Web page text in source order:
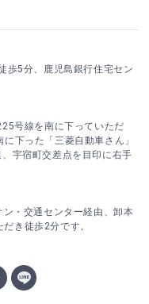
歩5分、鹿児島銀行住宅セン
号線を南に下っていただ
下った「三菱自動車さん」
宇宿町交差点を目印に右手
・交通センター経由、卸本
き徒歩2分です。